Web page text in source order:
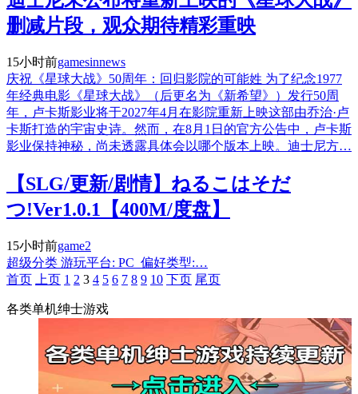
删减片段，观众期待精彩重映
15小时前gamesinnews
庆祝《星球大战》50周年：回归影院的可能姓 为了纪念1977
年经典电影《星球大战》（后更名为《新希望》）发行50周
年，卢卡斯影业将于2027年4月在影院重新上映这部由乔治·卢
卡斯打造的宇宙史诗。然而，在8月1日的官方公告中，卢卡斯
影业保持神秘，尚未透露具体会以哪个版本上映。迪士尼方…
【SLG/更新/剧情】ねるこはそだ
つ!Ver1.0.1【400M/度盘】
15小时前game2
超级分类 游玩平台: PC 偏好类型:…
首页
上页 1 2 3 4 5 6 7 8 9 10 下页 尾页
各类单机绅士游戏